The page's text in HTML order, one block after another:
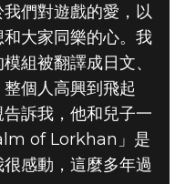
們對遊戲的愛，以
大家同樂的心。我
組被翻譯成日文、
個人高興到飛起
訴我，他和兒子一
of Lorkhan」是
感動，這麼多年過